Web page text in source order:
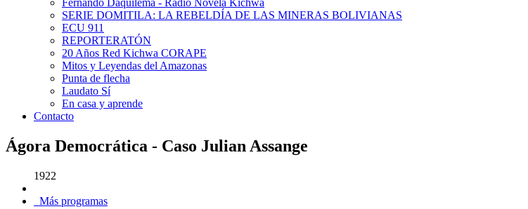
Fernando Daquilema - Radio Novela Kichwa
SERIE DOMITILA: LA REBELDÍA DE LAS MINERAS BOLIVIANAS
ECU 911
REPORTERATÓN
20 Años Red Kichwa CORAPE
Mitos y Leyendas del Amazonas
Punta de flecha
Laudato Sí
En casa y aprende
Contacto
Ágora Democrática - Caso Julian Assange
1922
Más programas